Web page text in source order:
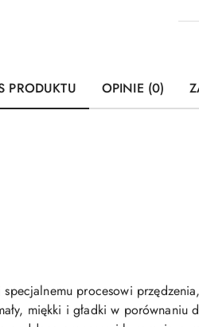
PRODUKTU OPINIE (0)
procesowi
miękki i gładki w porównaniu